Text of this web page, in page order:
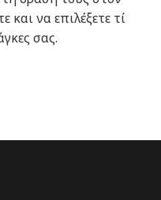
και να επιλέξετε τί
σας.